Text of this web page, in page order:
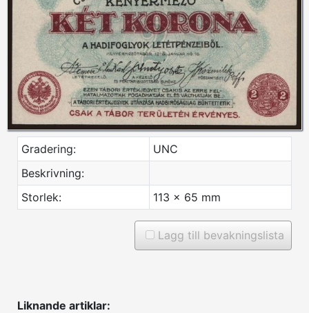
Gradering:
UNC
Beskrivning:
Storlek:
113 x 65 mm
Lagg till bevakningslista
Liknande artiklar: